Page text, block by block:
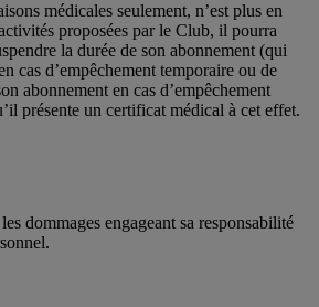
médicales seulement, n’est plus en
proposées par le Club, il pourra
la durée de son abonnement (qui
cas d’empêchement temporaire ou de
abonnement en cas d’empêchement
présente un certificat médical à cet effet.
dommages engageant sa responsabilité